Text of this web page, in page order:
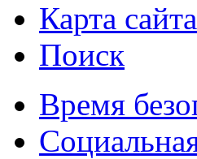
Карта сайта
Поиск
Время